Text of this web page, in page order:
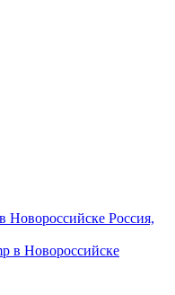
Новороссийске Россия,